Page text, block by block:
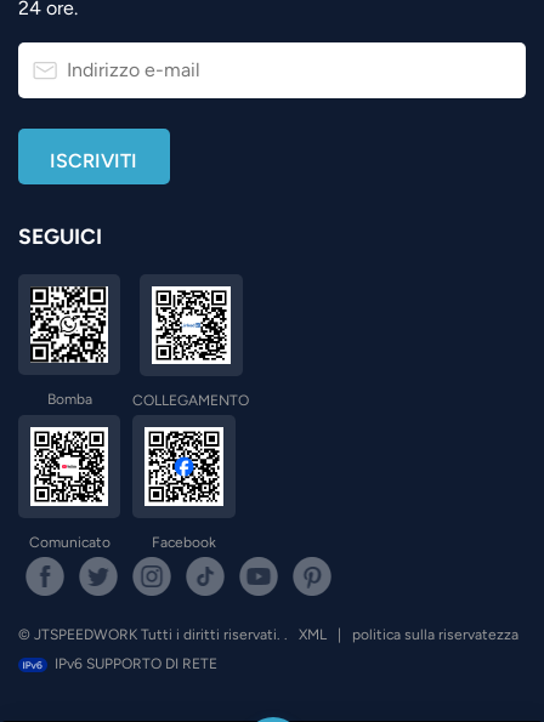
24 ore.
SEGUICI
Bomba COLLEGAMENTO
Comunicato Facebook
© JTSPEEDWORK Tutti i diritti riservati. . XML |
politica sulla riservatezza
IPv6 SUPPORTO DI RETE